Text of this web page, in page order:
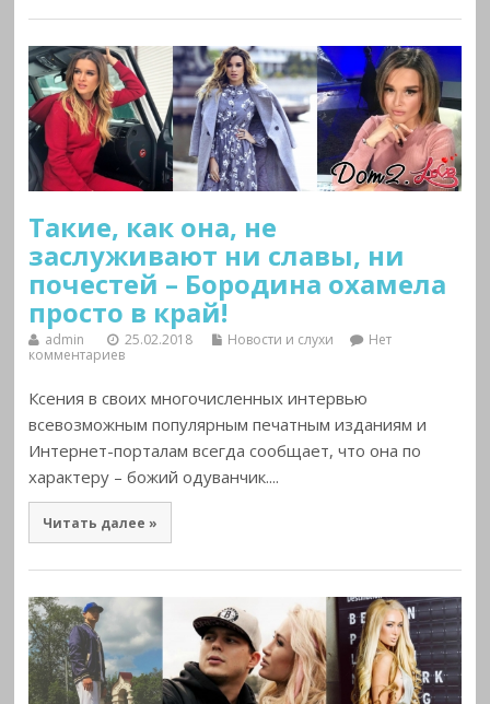
Такие, как она, не
заслуживают ни славы, ни
почестей – Бородина охамела
просто в край!
admin 25.02.2018 Новости и слухи
Нет
комментариев
Ксения в своих многочисленных интервью
всевозможным популярным печатным изданиям и
Интернет-порталам всегда сообщает, что она по
характеру – божий одуванчик....
Читать далее »